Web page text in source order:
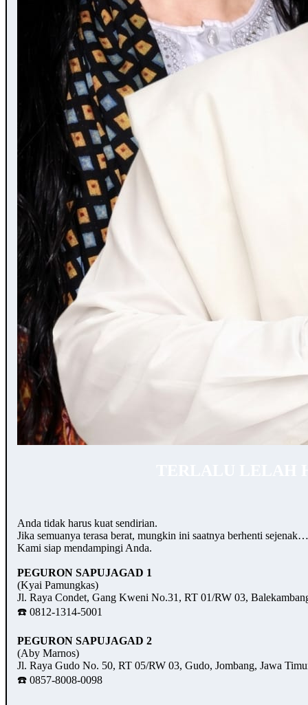
Anda tidak harus kuat sendirian.
Jika semuanya terasa berat, mungkin ini saatnya berhenti
Kami siap mendampingi Anda.
PEGURON SAPUJAGAD 1
(Kyai Pamungkas)
Jl. Raya Condet, Gang Kweni No.31, RT 01/RW 03,
☎️ 0812-1314-5001
PEGURON SAPUJAGAD 2
(Aby Marnos)
Jl. Raya Gudo No. 50, RT 05/RW 03, Gudo, Jombang, Jawa
☎️ 0857-8008-0098